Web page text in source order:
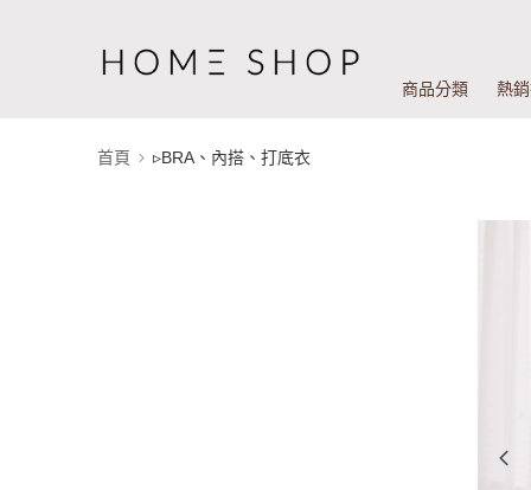
商品分類 熱
首頁 ▹BRA、內搭、打底衣